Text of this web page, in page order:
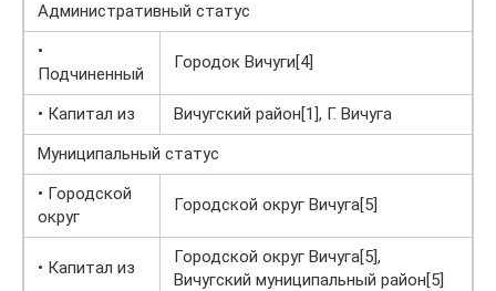
Административный статус
•
Подчиненный
Городок Вичуги[4]
• Капитал из
Вичугский район[1], Г. Вичуга
Муниципальный статус
• Городской
округ
Городской округ Вичуга[5]
• Капитал из
Городской округ Вичуга[5],
Вичугский муниципальный район[5]